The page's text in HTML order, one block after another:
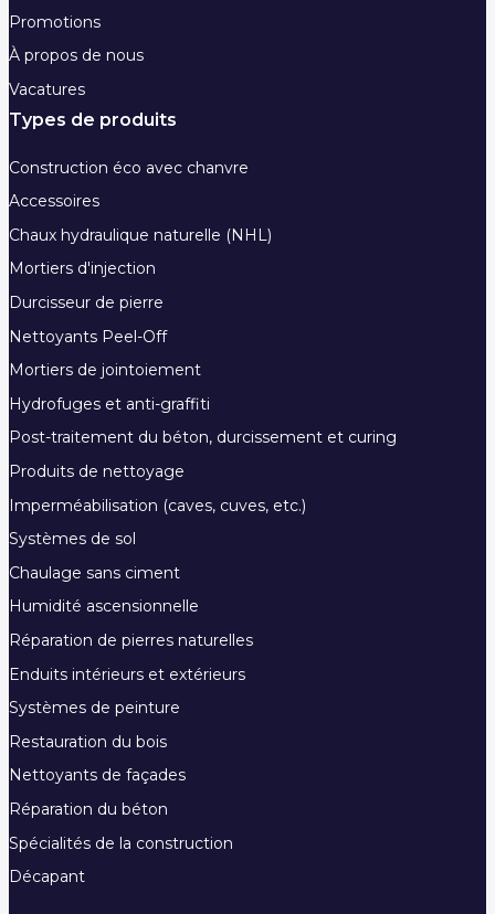
Promotions
À propos de nous
Vacatures
Types de produits
Construction éco avec chanvre
Accessoires
Chaux hydraulique naturelle (NHL)
Mortiers d'injection
Durcisseur de pierre
Nettoyants Peel-Off
Mortiers de jointoiement
Hydrofuges et anti-graffiti
Post-traitement du béton, durcissement et curing
Produits de nettoyage
Imperméabilisation (caves, cuves, etc.)
Systèmes de sol
Chaulage sans ciment
Humidité ascensionnelle
Réparation de pierres naturelles
Enduits intérieurs et extérieurs
Systèmes de peinture
Restauration du bois
Nettoyants de façades
Réparation du béton
Spécialités de la construction
Décapant